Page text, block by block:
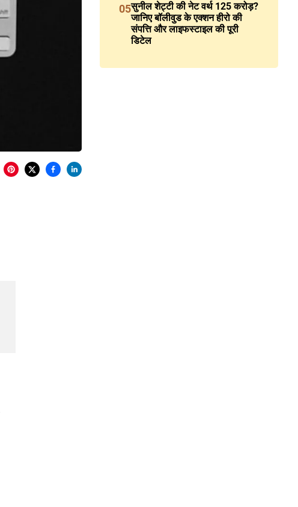
05सुनील शेट्टी की नेट वर्थ 125 करोड़?
जानिए बॉलीवुड के एक्शन हीरो की
संपत्ति और लाइफस्टाइल की पूरी
डिटेल